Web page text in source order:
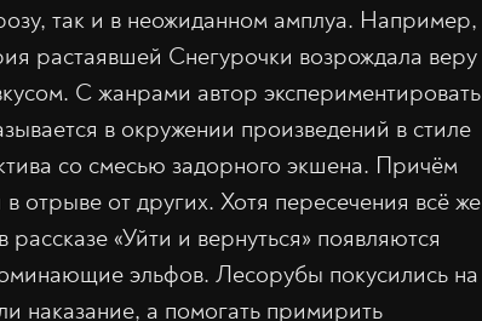
так и в неожиданном амплуа. Например,
растаявшей Снегурочки возрождала веру
С жанрами автор экспериментировать
в окружении произведений в стиле
со смесью задорного экшена. Причём
отрыве от других. Хотя пересечения всё же
«Уйти и вернуться» появляются
эльфов. Лесорубы покусились на
наказание, а помогать примирить